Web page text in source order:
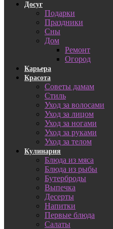
Досуг
Подарки
Праздники
Сны
Дом
Ремонт
Огород
Карьера
Красота
Советы дамам
Стиль
Уход за волосами
Уход за лицом
Уход за ногами
Уход за руками
Уход за телом
Кулинария
Блюда из мяса
Блюда из рыбы
Бутерброды
Выпечка
Десерты
Напитки
Первые блюда
Салаты